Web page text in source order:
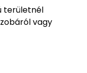
területnél
vagy